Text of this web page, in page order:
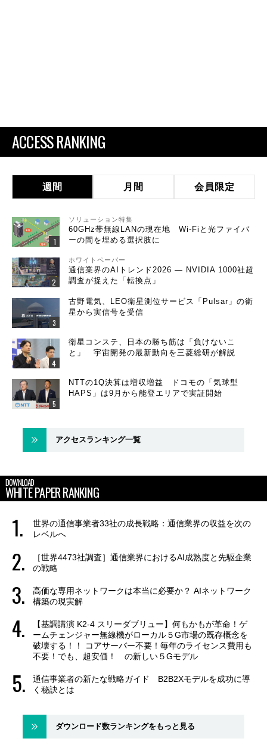
ACCESS RANKING
週間 月間 会員限定
ソリューション特集
60GHz帯無線LANの現在地 Wi-Fiと光ファイバ
ーの間を埋める選択肢に
ホワイトペーパー
通信業界のAIトレンド2026 ― NVIDIA 1000社超
調査が捉えた「転換点」
古野電気、LEO衛星測位サービス「Pulsar」の衛
星から実信号を受信
衛星コンステ、日本の勝ち筋は「負けないこ
と」 宇宙開発の最新動向を三菱総研が解説
NTTの1Q決算は増収増益 ドコモの「気球型
HAPS」は9月から能登エリアで実証開始
アクセスランキング一覧
DOWNLOAD
WHITE PAPER RANKING
世界の通信事業者33社の成長戦略：通信業界の収益を次の
レベルへ
［世界4473社調査］通信業界におけるAI成熟度と先駆企業
の戦略
高価な専用ネットワークは本当に必要か？ AIネットワーク
構築の現実解
【基調講演 K2-4 スリーダブリュー】何もかもが革命！ゲ
ームチェンジャー無線機がローカル５G市場の既存概念を
破壊する！！ コアサーバー不要！毎年のライセンス費用も
不要！でも、超安価！ の新しい５Gモデル
通信事業者の新たな戦略ガイド B2B2Xモデルを成功に導
く秘訣とは
ダウンロード数ランキングをもっと見る